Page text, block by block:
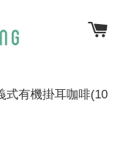
式有機掛耳咖啡(10